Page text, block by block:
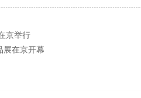
京举行
展在京开幕